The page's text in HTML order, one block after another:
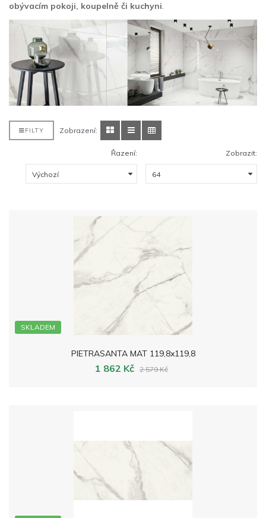
obývacím pokoji, koupelně či kuchyni.
FILTY Zobrazení:
Řazení: Zobrazit:
SKLADEM
PIETRASANTA MAT 119,8x119,8
1 862 Kč 2 579 Kč